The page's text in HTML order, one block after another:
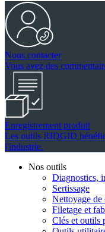
Nous contacter
Vous avez des
Enregistrement produit
Les outils RIDGID
l'industrie.
Nos outils
Diagnostics,
Sertissage
Nettoyage de
Filetage et
Clés et outils